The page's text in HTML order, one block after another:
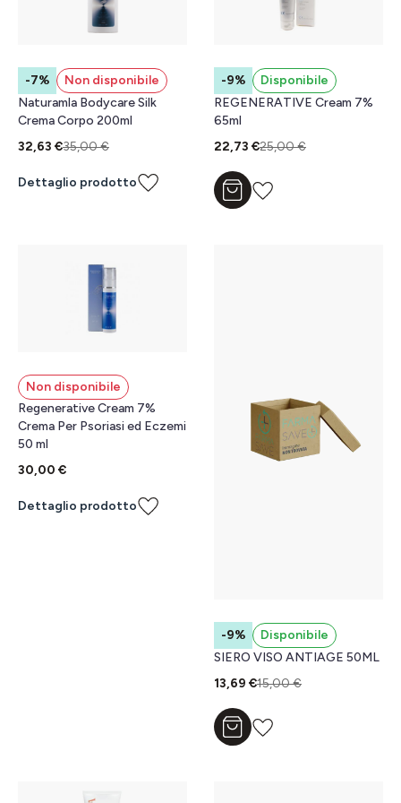
-7%
Non disponibile
Naturamla Bodycare Silk
Crema Corpo 200ml
32,63 €35,00 €
Dettaglio prodotto
-9%
Disponibile
REGENERATIVE Cream 7%
65ml
22,73 €25,00 €
Aggiungi al carrello
Non disponibile
Regenerative Cream 7%
Crema Per Psoriasi ed Eczemi
50 ml
30,00 €
Dettaglio prodotto
-9%
Disponibile
SIERO VISO ANTIAGE 50ML
13,69 €15,00 €
Aggiungi al carrello